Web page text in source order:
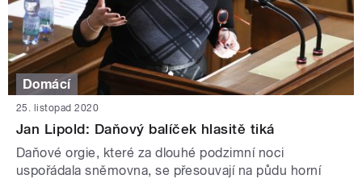
Domácí
25. listopad 2020
Jan Lipold: Daňový balíček hlasitě tiká
Daňové orgie, které za dlouhé podzimní noci
uspořádala sněmovna, se přesouvají na půdu horní